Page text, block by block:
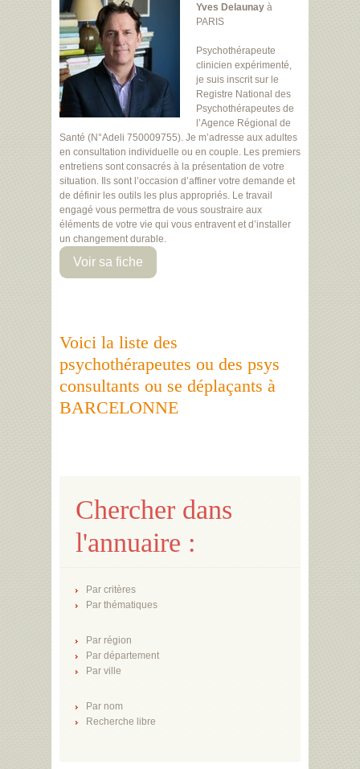
Yves Delaunay à
PARIS
Psychothérapeute
clinicien expérimenté,
je suis inscrit sur le
Registre National des
Psychothérapeutes de
l’Agence Régional de
Santé (N°Adeli 750009755). Je m’adresse aux adultes
en consultation individuelle ou en couple. Les premiers
entretiens sont consacrés à la présentation de votre
situation. Ils sont l’occasion d’affiner votre demande et
de définir les outils les plus appropriés. Le travail
engagé vous permettra de vous soustraire aux
éléments de votre vie qui vous entravent et d’installer
un changement durable.
Voir sa fiche
Voici la liste des
psychothérapeutes ou des psys
consultants ou se déplaçants à
BARCELONNE
Chercher dans
l'annuaire :
Par critères
Par thématiques
Par région
Par département
Par ville
Par nom
Recherche libre